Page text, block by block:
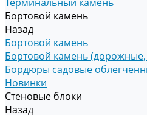
Бортовой камень
Назад
Бортовой камень
Бортовой камень
Бордюры садовые
Новинки
Стеновые блоки
Назад